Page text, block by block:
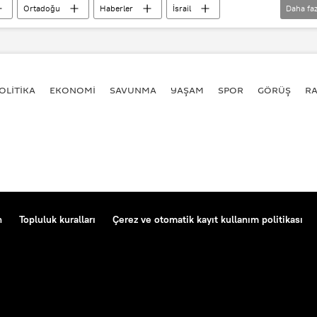
Ortadoğu Haberler
İsrail
Daha
EKONOMİ SAVUNMA YAŞAM SPOR GÖRÜŞ
Topluluk kuralları Çerez ve otomatik kayıt kullanım politikası